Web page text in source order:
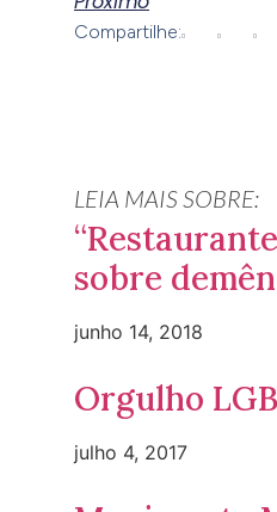
Compartilhe:
LEIA MAIS SOBRE:
sobre
junho 14, 2018
Orgulho
julho 4, 2017